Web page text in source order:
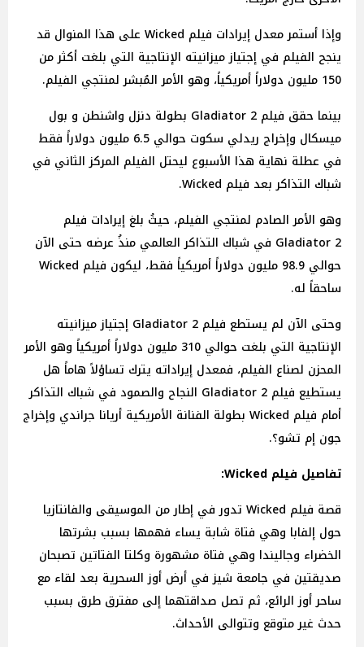
وإذا أستمر معدل إيرادات فيلم Wicked على هذا المنوال قد
ينجح الفيلم في إجتياز ميزانيته الإنتاجية التي بلغت أكثر من
150 مليون دولاراً أمريكياً، وهو الأمر المُبشر لمنتجي الفيلم.
بينما حقق فيلم 2 Gladiator بطولة دنزل واشنطن و بول
ميسكال وإخراج ريدلي سكوت حوالي 6.5 مليون دولاراً فقط
في عطلة نهاية هذا الأسبوع ليحتل الفيلم المركز الثاني في
شباك التذاكر بعد فيلم Wicked.
وهو الأمر الصادم لمنتجي الفيلم، حيثُ بلغ إيرادات فيلم
Gladiator 2 في شباك التذاكر العالمي منذُ عرضه حتى الآن
حوالي 98.9 مليون دولاراً أمريكياً فقط، ليكون فيلم Wicked
ساحقاً له.
وحتى الآن لم يستطع فيلم Gladiator 2 إجتياز ميزانيته
الإنتاجية التي بلغت حوالي 310 مليون دولاراً أمريكياً وهو الأمر
المحزن لصناع الفيلم، فمعدل إيراداته يترك تساؤلاً هاماً هل
يستطيع فيلم Gladiator 2 النجاح والصمود في شباك التذاكر
أمام فيلم Wicked بطولة الفنانة الأمريكية أريانا جراندي وإخراج
جون إم تشو؟.
تفاصيل فيلم Wicked:
قصة فيلم Wicked تدور في إطار من الموسيقى والفانتازيا
حول إلفابا وهي فتاة شابة يساء فهمها بسبب بشرتها
الخضراء وجاليندا وهي فتاة مشهورة وكلتا الفتاتين تصبحان
صديقتين في جامعة شيز في أرض أوز السحرية بعد لقاء مع
ساحر أوز الرائع، ثم تصل صداقتهما إلى مفترق طرق بسبب
حدث غير متوقع وتتوالى الأحداث.